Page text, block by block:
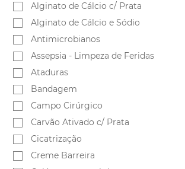
Alginato de Cálcio c/ Prata
Alginato de Cálcio e Sódio
Antimicrobianos
Assepsia - Limpeza de Feridas
Ataduras
Bandagem
Campo Cirúrgico
Carvão Ativado c/ Prata
Cicatrização
Creme Barreira